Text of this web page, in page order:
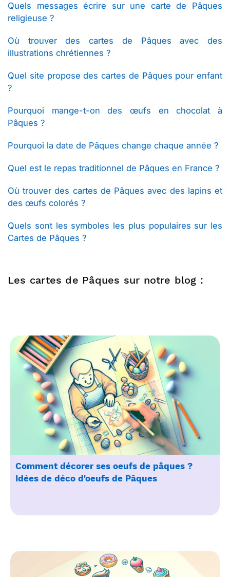
Quels messages écrire sur une carte de Pâques
religieuse ?
Où trouver des cartes de Pâques avec des
illustrations chrétiennes ?
Quel site propose des cartes de Pâques pour enfant
?
Pourquoi mange-t-on des œufs en chocolat à
Pâques ?
Pourquoi la date de Pâques change chaque année ?
Quel est le repas traditionnel de Pâques en France ?
Où trouver des cartes de Pâques avec des lapins et
des œufs colorés ?
Quels sont les symboles les plus populaires sur les
Cartes de Pâques ?
Les cartes de Pâques sur notre blog :
Comment décorer ses oeufs de pâques ?
Idées de déco d'oeufs de Pâques